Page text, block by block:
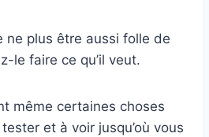
ne plus être aussi folle de
le faire ce qu’il veut.
même certaines choses
et à voir jusqu’où vous